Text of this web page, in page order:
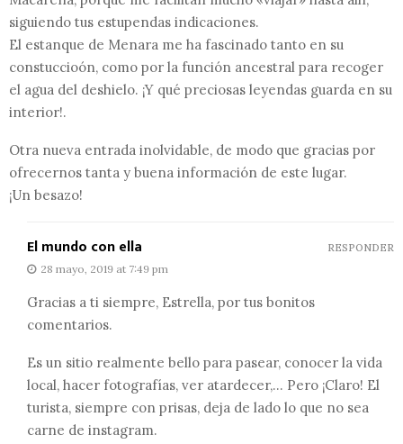
siguiendo tus estupendas indicaciones.
El estanque de Menara me ha fascinado tanto en su
constuccioón, como por la función ancestral para recoger
el agua del deshielo. ¡Y qué preciosas leyendas guarda en su
interior!.
Otra nueva entrada inolvidable, de modo que gracias por
ofrecernos tanta y buena información de este lugar.
¡Un besazo!
El mundo con ella
28 mayo, 2019 at 7:49 pm
Gracias a ti siempre, Estrella, por tus bonitos
comentarios.
Es un sitio realmente bello para pasear, conocer la vida
local, hacer fotografías, ver atardecer,… Pero ¡Claro! El
turista, siempre con prisas, deja de lado lo que no sea
carne de instagram.
RESPONDER